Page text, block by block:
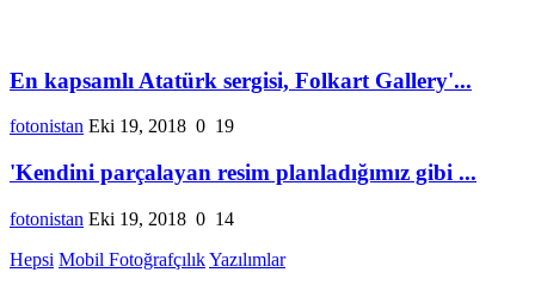
En kapsamlı Atatürk sergisi, Folkart Gallery'...
fotonistan Eki 19, 2018 0 19
'Kendini parçalayan resim planladığımız gibi ...
fotonistan Eki 19, 2018 0 14
Hepsi Mobil FotoğrafçılıkYazılımlar